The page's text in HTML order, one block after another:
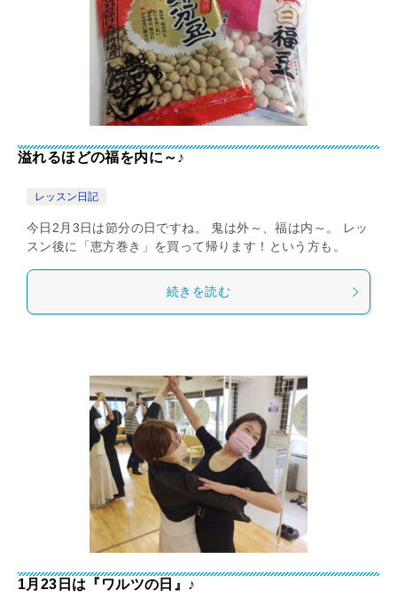
溢れるほどの福を内に～♪
レッスン日記
今日2月3日は節分の日ですね。 鬼は外～、福は内～。 レッ
スン後に「恵方巻き」を買って帰ります！という方も。
続きを読む
1月23日は『ワルツの日』♪